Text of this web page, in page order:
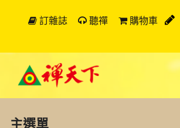
訂雜誌 聽禪 購物車
主選單